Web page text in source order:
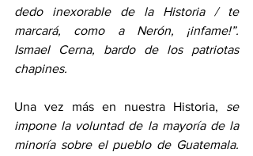
dedo inexorable de la Historia / te
marcará, como a Nerón, ¡infame!”.
Ismael Cerna, bardo de los patriotas
chapines.
Una vez más en nuestra Historia, se
impone la voluntad de la mayoría de la